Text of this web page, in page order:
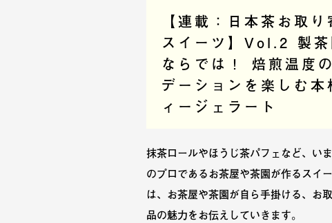
【連載：日本茶お取り
スイーツ】Vol.2 製茶
ならでは！ 焙煎温度
デーションを楽しむ本
ィージェラート
抹茶ロールやほうじ茶パフェなど、い
のプロであるお茶屋や茶園が作るスイ
は、お茶屋や茶園が自ら手掛ける、お
品の魅力をお伝えしていきます。